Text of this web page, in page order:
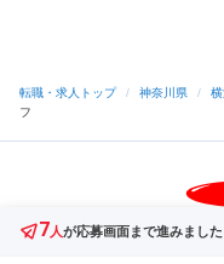
7人が応募画面まで進みました
転職・求人トップ / 神奈川県 /
フ